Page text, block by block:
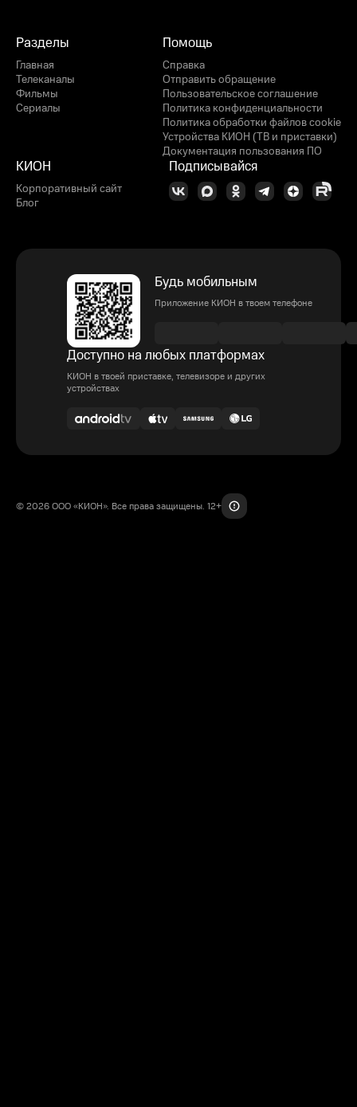
Разделы
Главная
Телеканалы
Фильмы
Сериалы
Помощь
Справка
Отправить обращение
Пользовательское соглашение
Политика конфиденциальности
Политика обработки файлов cookie
Устройства КИОН (ТВ и приставки)
Документация пользования ПО
КИОН
Корпоративный сайт
Блог
Подписывайся
Будь мобильным
Приложение КИОН в твоем телефоне
Доступно на любых платформах
КИОН в твоей приставке, телевизоре и других
устройствах
© 2026 ООО «КИОН». Все права защищены. 12+